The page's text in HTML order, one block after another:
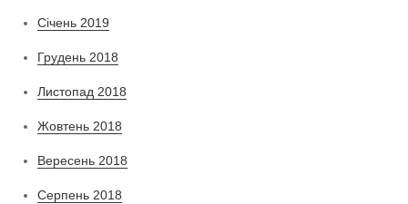
Січень 2019
Грудень 2018
Листопад 2018
Жовтень 2018
Вересень 2018
Серпень 2018